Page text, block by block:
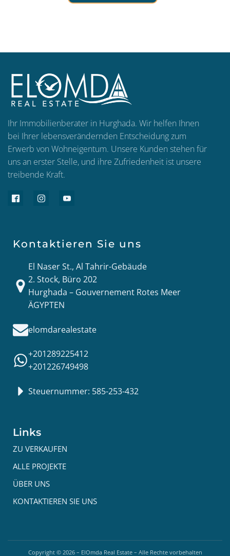
Ihr Immobilienberater in Hurghada. Wir helfen Ihnen
bei Ihrer lebensverändernden Entscheidung zum
Erwerb von Wohneigentum. Unsere Kunden stehen für
uns an erster Stelle, und ihre Zufriedenheit ist unsere
treibende Kraft.
Kontaktieren Sie uns
El Naser St., Al Tahrir-Gebäude
2. Stock, Büro 202
Hurghada – Gouvernement Rotes Meer
ÄGYPTEN
elomdarealestate
+201289225412
+201226749498
Steuernummer: 585-253-432
Links
ZU VERKAUFEN
ALLE PROJEKTE
ÜBER UNS
KONTAKTIEREN SIE UNS
Copyright © 2026– ElOmda Real Estate – Alle Rechte vorbehalten